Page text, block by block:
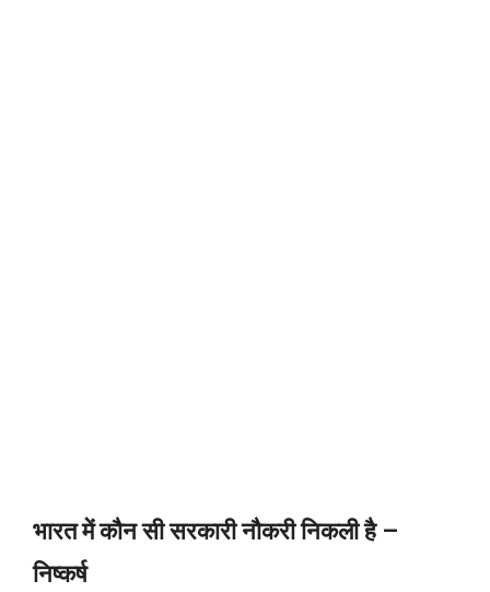
भारत में कौन सी सरकारी नौकरी निकली है –
निष्कर्ष